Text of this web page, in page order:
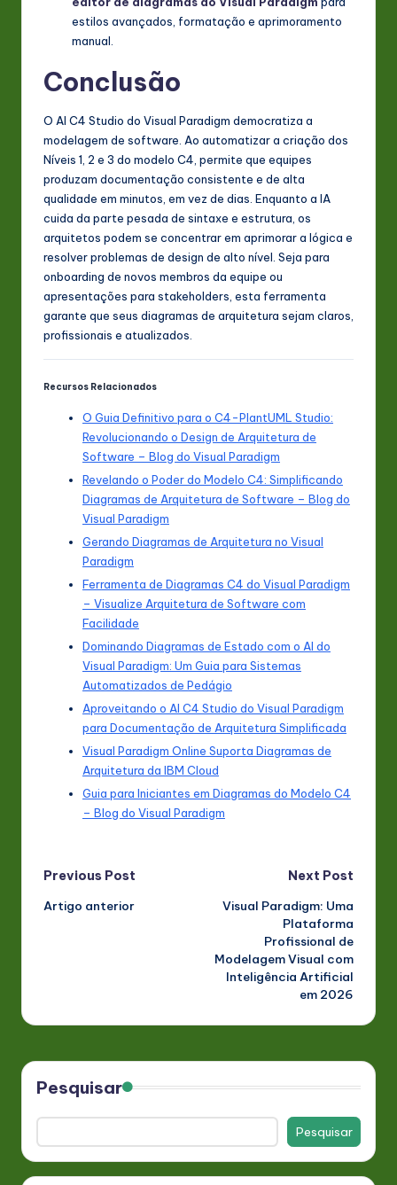
estilos avançados, formatação e aprimoramento
manual.
Conclusão
O AI C4 Studio do Visual Paradigm democratiza a
modelagem de software. Ao automatizar a criação dos
Níveis 1, 2 e 3 do modelo C4, permite que equipes
produzam documentação consistente e de alta
qualidade em minutos, em vez de dias. Enquanto a IA
cuida da parte pesada de sintaxe e estrutura, os
arquitetos podem se concentrar em aprimorar a lógica e
resolver problemas de design de alto nível. Seja para
onboarding de novos membros da equipe ou
apresentações para stakeholders, esta ferramenta
garante que seus diagramas de arquitetura sejam claros,
profissionais e atualizados.
Recursos Relacionados
O Guia Definitivo para o C4-PlantUML Studio:
Revolucionando o Design de Arquitetura de
Software – Blog do Visual Paradigm
Revelando o Poder do Modelo C4: Simplificando
Diagramas de Arquitetura de Software – Blog do
Visual Paradigm
Gerando Diagramas de Arquitetura no Visual
Paradigm
Ferramenta de Diagramas C4 do Visual Paradigm
– Visualize Arquitetura de Software com
Facilidade
Dominando Diagramas de Estado com o AI do
Visual Paradigm: Um Guia para Sistemas
Automatizados de Pedágio
Aproveitando o AI C4 Studio do Visual Paradigm
para Documentação de Arquitetura Simplificada
Visual Paradigm Online Suporta Diagramas de
Arquitetura da IBM Cloud
Guia para Iniciantes em Diagramas do Modelo C4
– Blog do Visual Paradigm
Post
navigation
Previous Post
Artigo anterior
Next Post
Visual Paradigm: Uma
Plataforma
Profissional de
Modelagem Visual com
Inteligência Artificial
em 2026
Pesquisar
Pesquisar